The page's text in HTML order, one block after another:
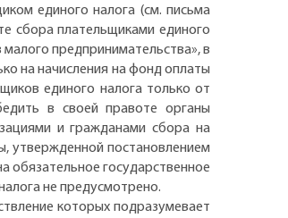
единого налога (см. письма
сбора плательщиками единого
предпринимательства», в
на начисления на фонд оплаты
единого налога только от
в своей правоте органы
и гражданами сбора на
утвержденной постановлением
обязательное государственное
не предусмотрено.
которых подразумевает